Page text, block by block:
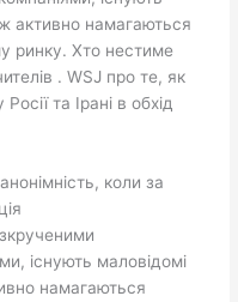
активно намагаються
ринку. Хто нестиме
. WSJ про те, як
та Ірані в обхід
коли за
існують маловідомі
намагаються